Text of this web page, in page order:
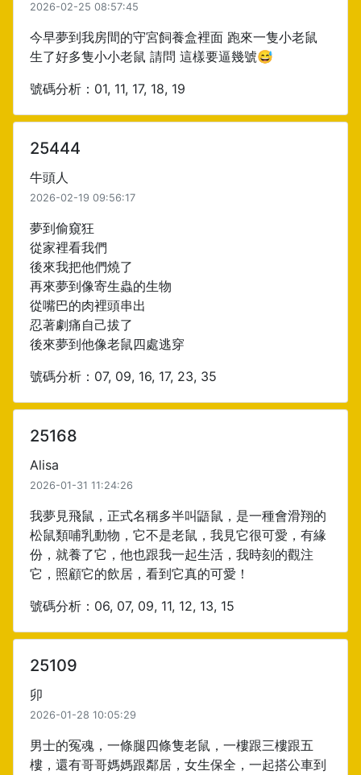
2026-02-25 08:57:45
今早夢到我房間的守宮飼養盒裡面 跑來一隻小老鼠
生了好多隻小小老鼠 請問 這樣要逼幾號😅
號碼分析：01, 11, 17, 18, 19
25444
牛頭人
2026-02-19 09:56:17
夢到偷窺狂
從家裡看我們
後來我把他們燒了
再來夢到像寄生蟲的生物
從嘴巴的肉裡頭串出
忍著劇痛自己拔了
後來夢到他像老鼠四處逃穿
號碼分析：07, 09, 16, 17, 23, 35
25168
Alisa
2026-01-31 11:24:26
我夢見飛鼠，正式名稱多半叫鼯鼠，是一種會滑翔的
松鼠類哺乳動物，它不是老鼠，我見它很可愛，有緣
份，就養了它，他也跟我一起生活，我時刻的觀注
它，照顧它的飲居，看到它真的可愛！
號碼分析：06, 07, 09, 11, 12, 13, 15
25109
卯
2026-01-28 10:05:29
男士的冤魂，一條腿四條隻老鼠，一樓跟三樓跟五
樓，還有哥哥媽媽跟鄰居，女生保全，一起搭公車到